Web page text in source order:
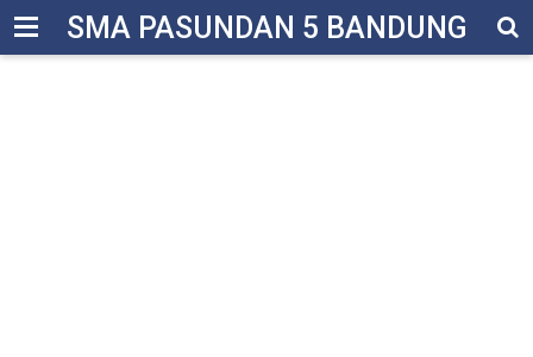
--> SMA PASUNDAN 5 BANDUNG